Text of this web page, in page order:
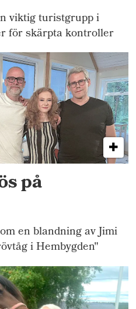
viktig turistgrupp i
för skärpta kontroller
på
en blandning av Jimi
i Hembygden"